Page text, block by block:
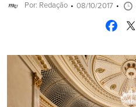
Por: Redação 08/10/2017